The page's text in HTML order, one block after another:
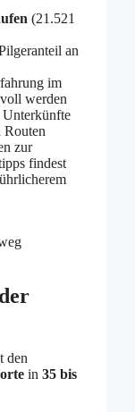
(21.521
an
im
werden
Unterkünfte
Routen
zur
findest
den
in 35 bis